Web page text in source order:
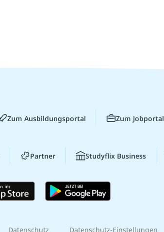
Zum Ausbildungsportal Zum Jobportal
Partner Studyflix Business
Datenschutz Datenschutz-Einstellungen